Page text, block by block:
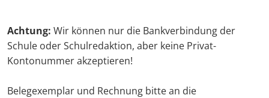
Achtung: Wir können nur die Bankverbindung der
Schule oder Schulredaktion, aber keine Privat-
Kontonummer akzeptieren!
Belegexemplar und Rechnung bitte an die